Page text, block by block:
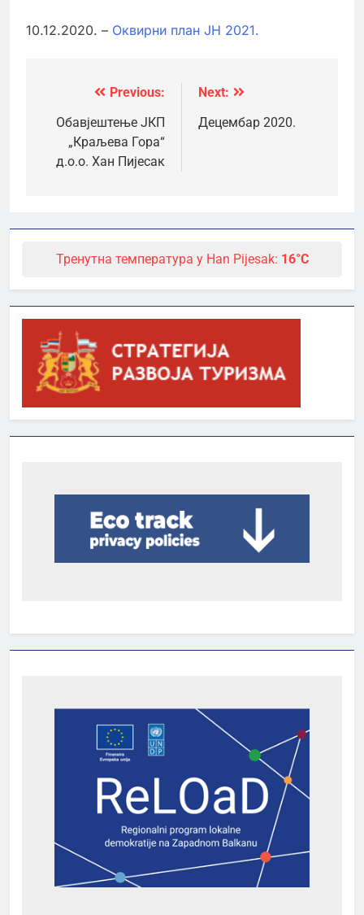
10.12.2020. – Оквирни план ЈН 2021.
Кретање
чланка
Previous:
Обавјештење ЈКП
„Краљева Гора“
д.о.о. Хан Пијесак
Next:
Децембар 2020.
Тренутна температура у Han Pijesak: 16°C